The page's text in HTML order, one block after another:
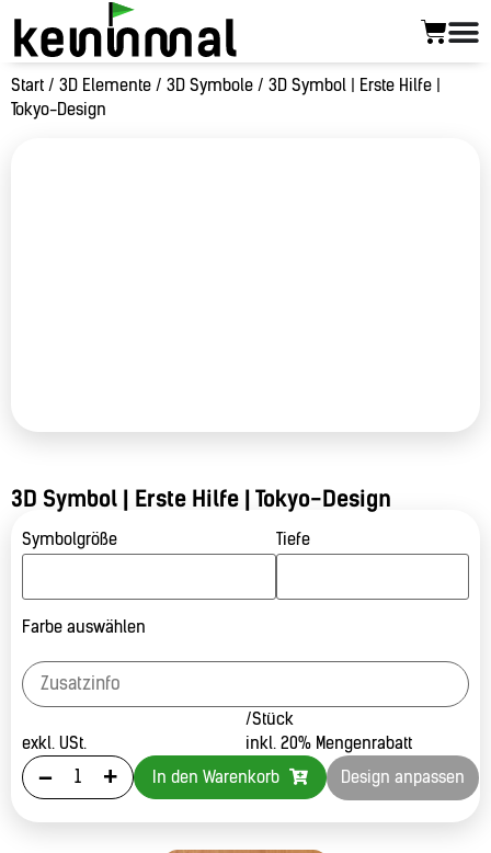
Start / 3D Elemente / 3D Symbole / 3D Symbol | Erste Hilfe |
Tokyo-Design
3D Symbol | Erste Hilfe | Tokyo-Design
/Stück
exkl. USt.
inkl. 20% Mengenrabatt
Symbolgröße Tiefe
Farbe auswählen
- + In den Warenkorb Design anpassen